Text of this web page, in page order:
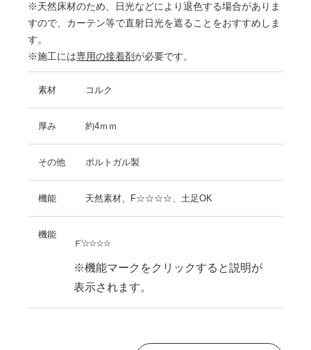
※天然床材のため、日光などにより退色する場合がありま
すので、カーテン等で直射日光を遮ることをおすすめしま
す。
※施工には専用の接着剤が必要です。
素材 コルク
厚み 約4ｍｍ
その他 ポルトガル製
機能 天然素材、F☆☆☆☆、土足OK
機能
※機能マークをクリックすると説明が
表示されます。